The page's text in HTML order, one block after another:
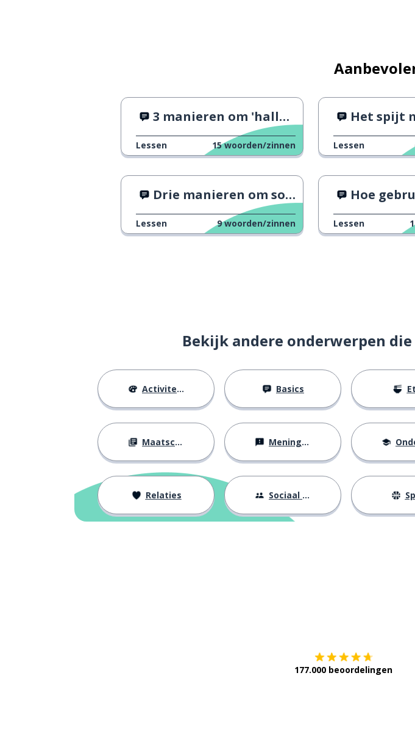
3 manieren om 'hallo' te zeggen
Lessen 15 woorden/zinnen
Het spijt
Lessen
Drie manieren om sorry te zeggen
Lessen 9 woorden/zinnen
Hoe
Lessen
Bekijk andere onderwerpen
Activiteiten Basics
Maatschappij Meningen
Relaties Sociaal leven
177.000 beoordelingen